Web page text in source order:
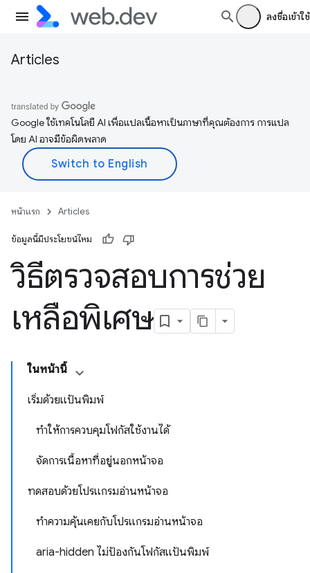
ลงชื่อเข้าใช้
Articles
Google ใช้เทคโนโลยี AI เพื่อแปลเนื้อหาเป็นภาษาที่คุณต้องการ การแปล
โดย AI อาจมีข้อผิดพลาด
หน้าแรก Articles
ข้อมูลนี้มีประโยชน์ไหม
วิธีตรวจสอบการช่วย
เหลือพิเศษ
ในหน้านี้
เริ่มด้วยแป้นพิมพ์
ทําให้การควบคุมโฟกัสใช้งานได้
จัดการเนื้อหาที่อยู่นอกหน้าจอ
ทดสอบด้วยโปรแกรมอ่านหน้าจอ
ทำความคุ้นเคยกับโปรแกรมอ่านหน้าจอ
aria-hidden ไม่ป้องกันโฟกัสแป้นพิมพ์